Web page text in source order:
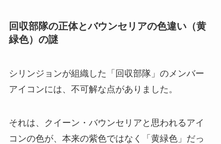
回収部隊の正体とバウンセリアの色違い（黄
緑色）の謎
シリンジョンが組織した「回収部隊」のメンバー
アイコンには、不可解な点がありました。
それは、クイーン・バウンセリアと思われるアイ
コンの色が、本来の紫色ではなく「黄緑色」だっ